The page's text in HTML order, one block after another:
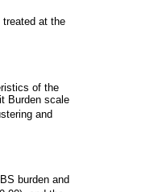
treated at the
of the
Burden scale
and
burden and